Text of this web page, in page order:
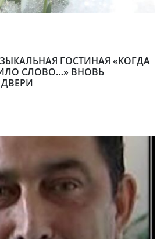
ГОСТИНАЯ «КОГДА
СЛОВО…» ВНОВЬ